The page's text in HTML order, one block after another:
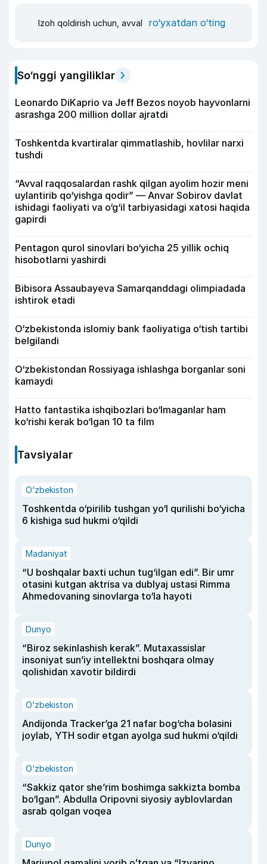
Izoh qoldirish uchun, avval ro‘yxatdan o‘ting
So‘nggi yangiliklar
Leonardo DiKaprio va Jeff Bezos noyob hayvonlarni
asrashga 200 million dollar ajratdi
Toshkentda kvartiralar qimmatlashib, hovlilar narxi
tushdi
“Avval raqqosalardan rashk qilgan ayolim hozir meni
uylantirib qo‘yishga qodir” — Anvar Sobirov davlat
ishidagi faoliyati va o‘g‘il tarbiyasidagi xatosi haqida
gapirdi
Pentagon qurol sinovlari bo‘yicha 25 yillik ochiq
hisobotlarni yashirdi
Bibisora Assaubayeva Samarqanddagi olimpiadada
ishtirok etadi
O‘zbekistonda islomiy bank faoliyatiga o‘tish tartibi
belgilandi
O‘zbekistondan Rossiyaga ishlashga borganlar soni
kamaydi
Hatto fantastika ishqibozlari bo‘lmaganlar ham
ko‘rishi kerak bo‘lgan 10 ta film
Tavsiyalar
O‘zbekiston
Toshkentda o‘pirilib tushgan yo‘l qurilishi bo‘yicha
6 kishiga sud hukmi o‘qildi
Madaniyat
“U boshqalar baxti uchun tug‘ilgan edi”. Bir umr
otasini kutgan aktrisa va dublyaj ustasi Rimma
Ahmedovaning sinovlarga to‘la hayoti
Dunyo
“Biroz sekinlashish kerak”. Mutaxassislar
insoniyat sun’iy intellektni boshqara olmay
qolishidan xavotir bildirdi
O‘zbekiston
Andijonda Tracker’ga 21 nafar bog‘cha bolasini
joylab, YTH sodir etgan ayolga sud hukmi o‘qildi
O‘zbekiston
“Sakkiz qator she’rim boshimga sakkizta bomba
bo‘lgan”. Abdulla Oripovni siyosiy ayblovlardan
asrab qolgan voqea
Dunyo